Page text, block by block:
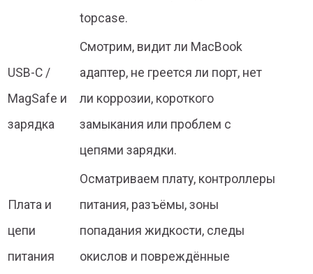
topcase.
USB-C /
MagSafe и
зарядка
Смотрим, видит ли MacBook
адаптер, не греется ли порт, нет
ли коррозии, короткого
замыкания или проблем с
цепями зарядки.
Плата и
цепи
питания
Осматриваем плату, контроллеры
питания, разъёмы, зоны
попадания жидкости, следы
окислов и повреждённые